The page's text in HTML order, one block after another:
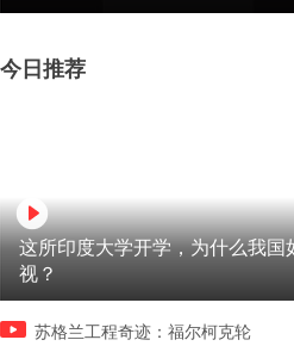
今日推荐
这所印度大学开学，为什么我国
视？
苏格兰工程奇迹：福尔柯克轮